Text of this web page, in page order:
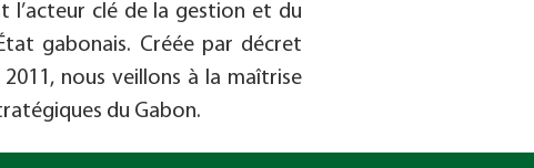
l’acteur clé de la gestion et du
gabonais. Créée par décret
nous veillons à la maîtrise
du Gabon.